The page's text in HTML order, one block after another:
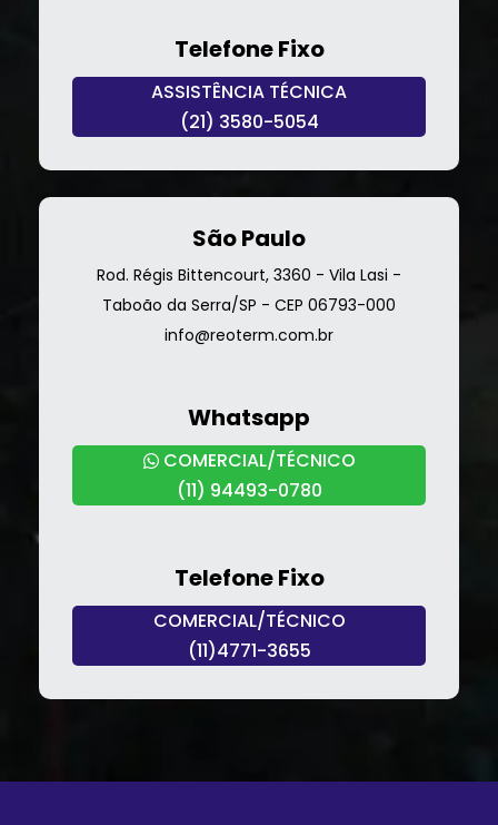
Telefone Fixo
ASSISTÊNCIA TÉCNICA
(21) 3580-5054
São Paulo
Rod. Régis Bittencourt, 3360 - Vila Lasi -
Taboão da Serra/SP - CEP 06793-000
info@reoterm.com.br
Whatsapp
COMERCIAL/TÉCNICO
(11) 94493-0780
Telefone Fixo
COMERCIAL/TÉCNICO
(11)4771-3655